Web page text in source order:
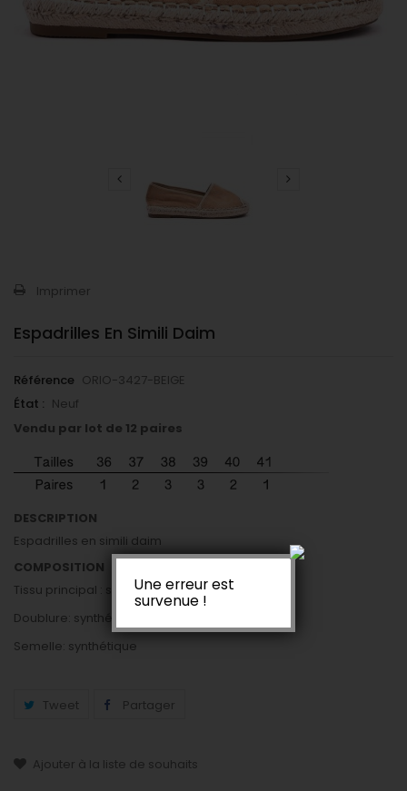
Imprimer
Espadrilles En Simili Daim
Référence ORIO-3427-BEIGE
État : Neuf
Vendu par lot de 12 paires
DESCRIPTION
Espadrilles en simili daim
COMPOSITION
Tissu principal : synthétique
Doublure: synthétique
Semelle: synthétique
Tweet Partager
Ajouter à la liste de souhaits
Une erreur est
survenue !